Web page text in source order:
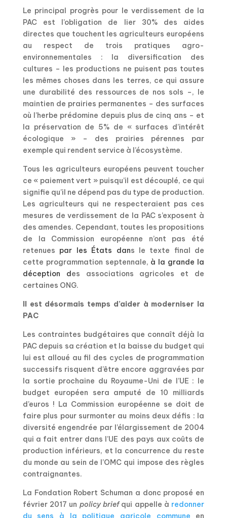
Le principal progrès pour le verdissement de la
PAC est l’obligation de lier 30% des aides
directes que touchent les agriculteurs européens
au respect de trois pratiques agro-
environnementales : la diversification des
cultures – les productions ne puisent pas toutes
les mêmes choses dans les terres, ce qui assure
une durabilité des ressources de nos sols –, le
maintien de prairies permanentes – des surfaces
où l’herbe prédomine depuis plus de cinq ans – et
la préservation de 5% de « surfaces d’intérêt
écologique » – des prairies pérennes par
exemple qui rendent service à l’écosystème.
Tous les agriculteurs européens peuvent toucher
ce « paiement vert » puisqu’il est découplé, ce qui
signifie qu’il ne dépend pas du type de production.
Les agriculteurs qui ne respecteraient pas ces
mesures de verdissement de la PAC s’exposent à
des amendes. Cependant, toutes les propositions
de la Commission européenne n’ont pas été
retenues par les États dans le texte final de
cette programmation septennale, à la grande la
déception des associations agricoles et de
certaines ONG.
Il est désormais temps d’aider à moderniser la
PAC
Les contraintes budgétaires que connaît déjà la
PAC depuis sa création et la baisse du budget qui
lui est alloué au fil des cycles de programmation
successifs risquent d’être encore aggravées par
la sortie prochaine du Royaume-Uni de l’UE : le
budget européen sera amputé de 10 milliards
d’euros ! La Commission européenne se doit de
faire plus pour surmonter au moins deux défis : la
diversité engendrée par l’élargissement de 2004
qui a fait entrer dans l’UE des pays aux coûts de
production inférieurs, et la concurrence du reste
du monde au sein de l’OMC qui impose des règles
contraignantes.
La Fondation Robert Schuman a donc proposé en
février 2017 un policy briefqui appelle à redonner
du sens à la politique agricole commune en